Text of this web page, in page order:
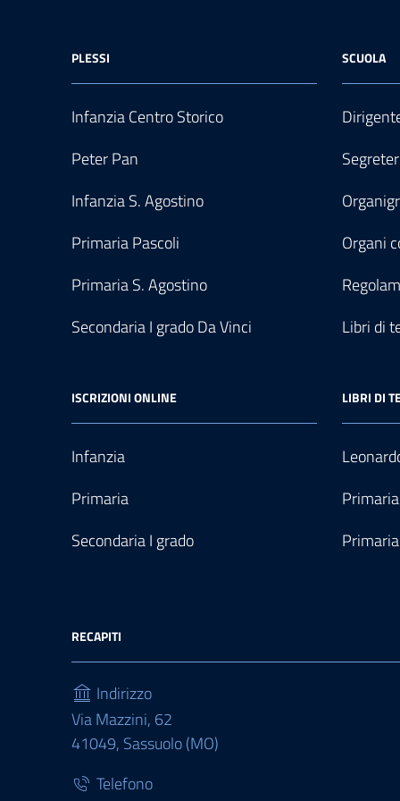
PLESSI
Infanzia Centro Storico
Peter Pan
Infanzia S. Agostino
Primaria Pascoli
Primaria S. Agostino
Secondaria I grado Da Vinci
SCUOLA
Organi
Libri di
ISCRIZIONI ONLINE
Infanzia
Primaria
Secondaria I grado
LIBRI DI
RECAPITI
Indirizzo
Via Mazzini, 62
41049, Sassuolo (MO)
Telefono